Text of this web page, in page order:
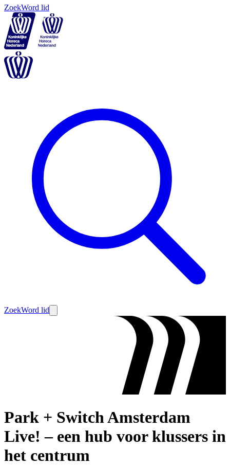
ZoekWord lid
ZoekWord lid
Park + Switch Amsterdam
Live! – een hub voor klussers in
het centrum